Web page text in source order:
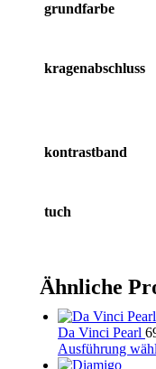
grundfarbe
kragenabschluss
kontrastband
tuch
Ähnliche
Da Vinci Pearl
Ausführung